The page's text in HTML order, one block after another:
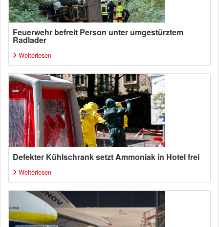
Feuerwehr befreit Person unter umgestürztem
Radlader
Weiterlesen
Defekter Kühlschrank setzt Ammoniak in Hotel frei
Weiterlesen